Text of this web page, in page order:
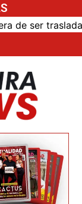
Bloqueo de